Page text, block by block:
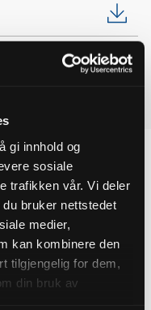
gi innhold og
sosiale
trafikken vår. Vi deler
bruker nettstedet
medier,
kan kombinere den
tilgjengelig for dem,
din bruk av